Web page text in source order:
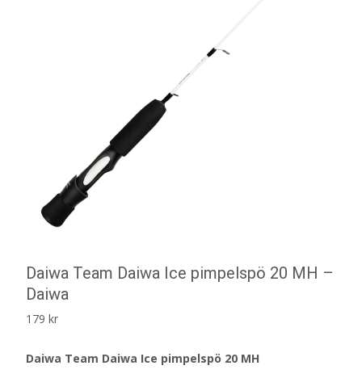
Daiwa Team Daiwa Ice pimpelspö 20 MH –
Daiwa
179 kr
Daiwa Team Daiwa Ice pimpelspö 20 MH